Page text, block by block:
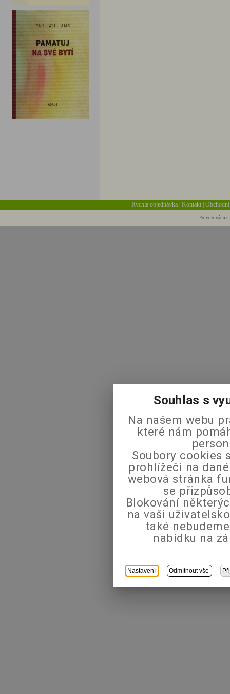
Rychlá objednávka |Kontakt |
Provozováno
Souhlas s
Na našem webu
které nám
Soubory cookies
prohlížeči na
webová stránka
se
Blokování
na vaši
také
nabídku na
Nastavení Odmítnout vše